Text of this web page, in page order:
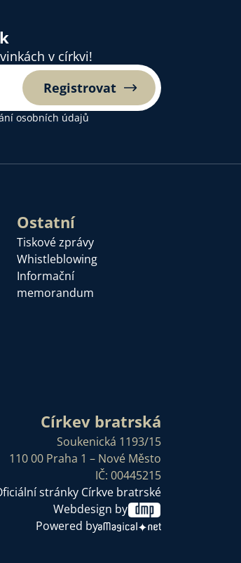
v církvi!
Registrovat
osobních údajů
Ostatní
Tiskové zprávy
Whistleblowing
Informační
memorandum
Církev bratrská
Soukenická 1193/15
110 00 Praha 1 – Nové Město
IČ: 00445215
stránky Církve bratrské
Webdesign by
Powered by